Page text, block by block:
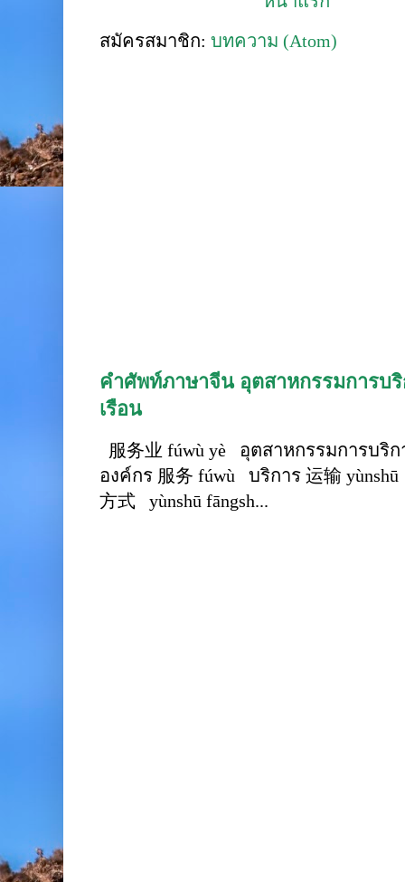
สมัครสมาชิก: บทความ (Atom)
คำศัพท์ภาษาจีน อุตสาหกรรมการบ
เรือน
服务业 fúwù yè อุตสาหกรรมการบริ
องค์กร 服务 fúwù บริการ 运输
方式 yùnshū fāngsh...